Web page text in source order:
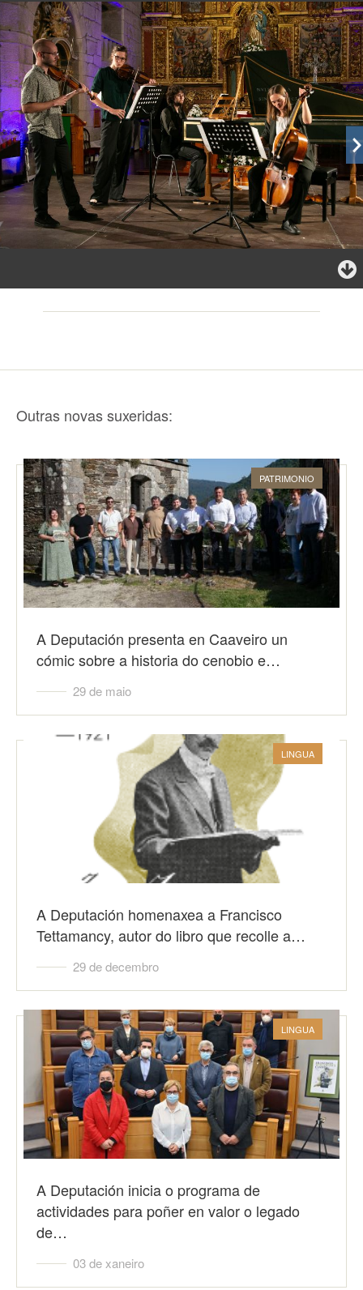
Outras novas suxeridas:
PATRIMONIO
A Deputación presenta en Caaveiro un
cómic sobre a historia do cenobio e…
29 de maio
LINGUA
A Deputación homenaxea a Francisco
Tettamancy, autor do libro que recolle a…
29 de decembro
LINGUA
A Deputación inicia o programa de
actividades para poñer en valor o legado
de…
03 de xaneiro